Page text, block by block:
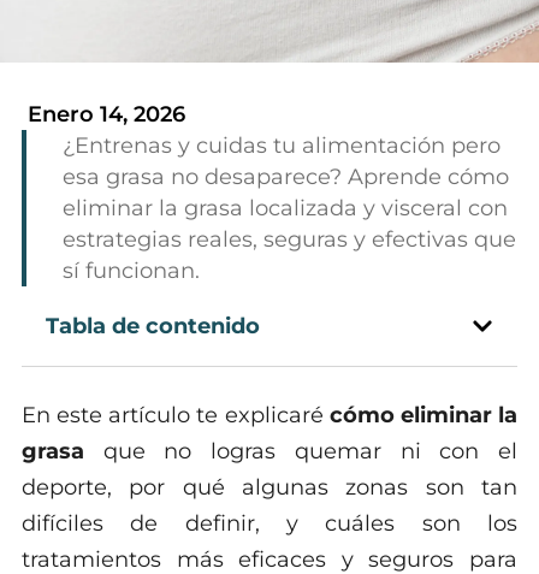
Enero 14, 2026
¿Entrenas y cuidas tu alimentación pero
esa grasa no desaparece? Aprende cómo
eliminar la grasa localizada y visceral con
estrategias reales, seguras y efectivas que
sí funcionan.
Tabla de contenido
En este artículo te explicaré cómo eliminar la
grasa que no logras quemar ni con el
deporte, por qué algunas zonas son tan
difíciles de definir, y cuáles son los
tratamientos más eficaces y seguros para